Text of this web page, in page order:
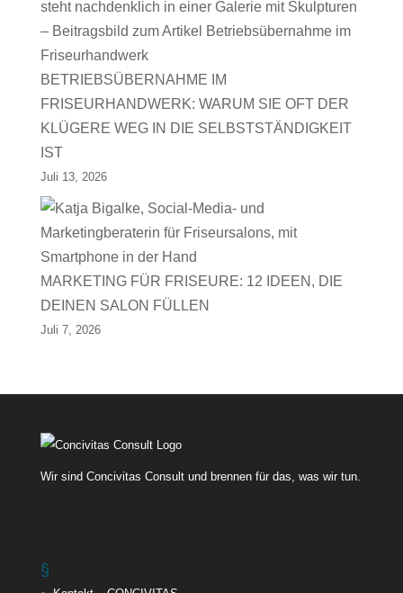
BETRIEBSÜBERNAHME IM
FRISEURHANDWERK: WARUM SIE OFT DER
KLÜGERE WEG IN DIE SELBSTSTÄNDIGKEIT
IST
Juli 13, 2026
MARKETING FÜR FRISEURE: 12 IDEEN, DIE
DEINEN SALON FÜLLEN
Juli 7, 2026
Wir sind Concivitas Consult und brennen für das, was wir tun.
§